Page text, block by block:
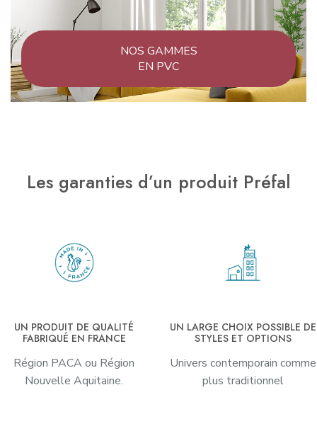
NOS GAMMES
EN PVC
Les garanties d’un produit Préfal
UN PRODUIT DE QUALITÉ
FABRIQUÉ EN FRANCE
Région PACA ou Région
Nouvelle Aquitaine.
UN LARGE CHOIX POSSIBLE DE
STYLES ET OPTIONS
Univers contemporain comme
plus traditionnel